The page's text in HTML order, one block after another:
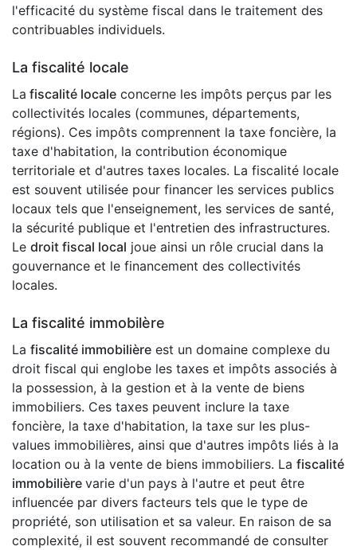
l'efficacité du système fiscal dans le traitement des
contribuables individuels.
La fiscalité locale
La fiscalité locale concerne les impôts perçus par les
collectivités locales (communes, départements,
régions). Ces impôts comprennent la taxe foncière, la
taxe d'habitation, la contribution économique
territoriale et d'autres taxes locales. La fiscalité locale
est souvent utilisée pour financer les services publics
locaux tels que l'enseignement, les services de santé,
la sécurité publique et l'entretien des infrastructures.
Le droit fiscal local joue ainsi un rôle crucial dans la
gouvernance et le financement des collectivités
locales.
La fiscalité immobilère
La fiscalité immobilière est un domaine complexe du
droit fiscal qui englobe les taxes et impôts associés à
la possession, à la gestion et à la vente de biens
immobiliers. Ces taxes peuvent inclure la taxe
foncière, la taxe d'habitation, la taxe sur les plus-
values immobilières, ainsi que d'autres impôts liés à la
location ou à la vente de biens immobiliers. La fiscalité
immobilière varie d'un pays à l'autre et peut être
influencée par divers facteurs tels que le type de
propriété, son utilisation et sa valeur. En raison de sa
complexité, il est souvent recommandé de consulter